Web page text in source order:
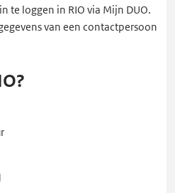
te loggen in RIO via Mijn DUO.
van een contactpersoon